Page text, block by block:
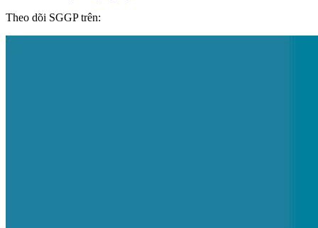
Theo dõi SGGP trên: